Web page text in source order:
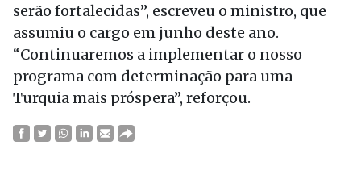
serão fortalecidas”, escreveu o ministro, que
assumiu o cargo em junho deste ano.
“Continuaremos a implementar o nosso
programa com determinação para uma
Turquia mais próspera”, reforçou.